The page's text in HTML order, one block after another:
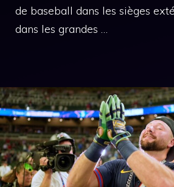
de baseball dans les sièges
dans les grandes …